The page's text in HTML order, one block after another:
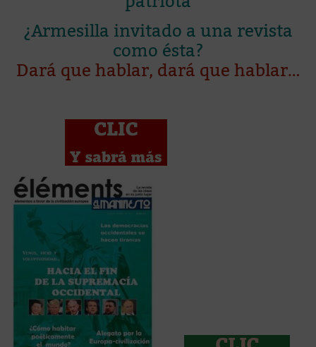
¿Armesilla invitado a una revista
como ésta?
Dará que hablar, dará que hablar…